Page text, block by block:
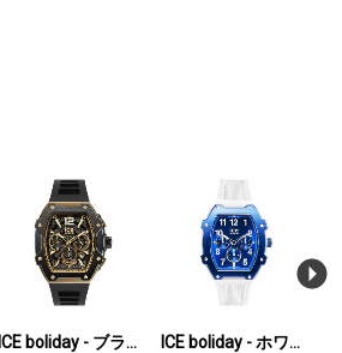
ICE boliday - ブラックゴールド - スチール - ラージ
ICE boliday - ホワイトブルー - ミディアム